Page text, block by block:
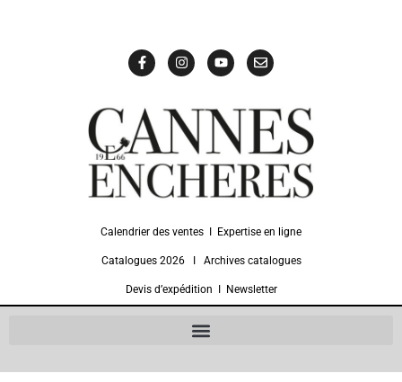
Calendrier des ventes Expertise en ligne
Catalogues 2026Ι Archives catalogues
Devis d’expédition Newsletter